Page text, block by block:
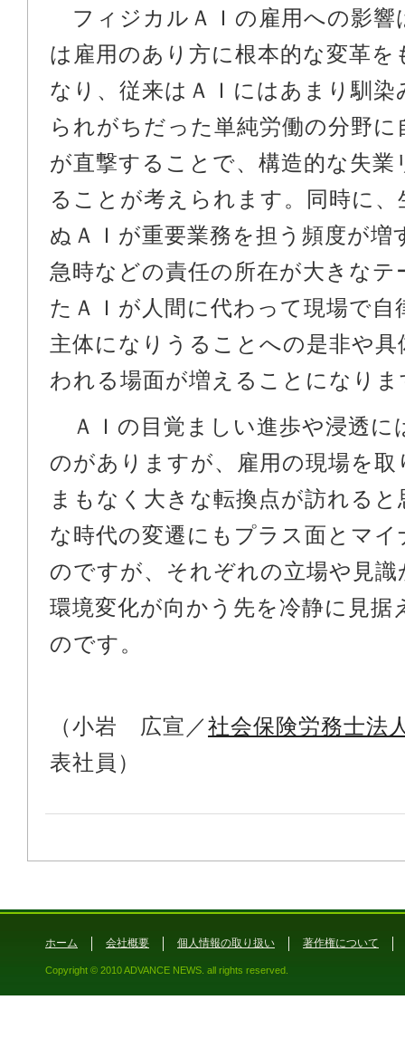
フィジカルＡＩの雇用への影響
は雇用のあり方に根本的な変革
なり、従来はＡＩにはあまり馴
られがちだった単純労働の分野に
が直撃することで、構造的な失業
ることが考えられます。同時に
ぬＡＩが重要業務を担う頻度が増
急時などの責任の所在が大きな
たＡＩが人間に代わって現場で自
主体になりうることへの是非や具
われる場面が増えることになりま
ＡＩの目覚ましい進歩や浸透に
のがありますが、雇用の現場を
まもなく大きな転換点が訪れる
な時代の変遷にもプラス面とマ
のですが、それぞれの立場や見
環境変化が向かう先を冷静に見据
のです。
（小岩 広宣／社会保険労務士法
表社員）
ホーム 会社概要 個人情報の取り扱い 著作権について
Copyright © 2010 ADVANCE NEWS. all rights reserved.